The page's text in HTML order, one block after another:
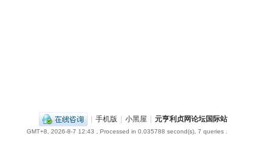
| 手机版 | 小黑屋 | 元亨利贞网论坛国际站
GMT+8, 2026-8-7 12:43 , Processed in 0.035788 second(s), 7 queries .